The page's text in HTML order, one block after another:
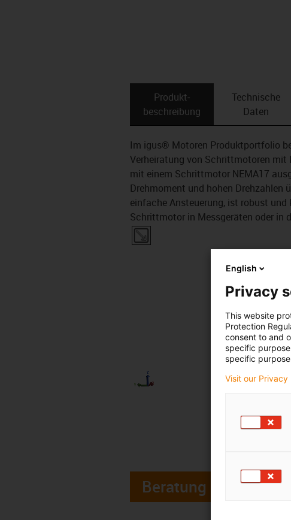
Produkt­
beschreibung
Technische
Daten
Im igus® Motoren Produktportfolio
Verheiratung von Schrittmotoren mit
mit einem Schrittmotor NEMA17
Drehmoment und hohen Drehzahlen
einfache Ansteuerung, ist robust
Schrittmotor in Messgeräten oder in
Beratung
English
Privacy
This website
Protection
consent to and
specific
specific
Visit our